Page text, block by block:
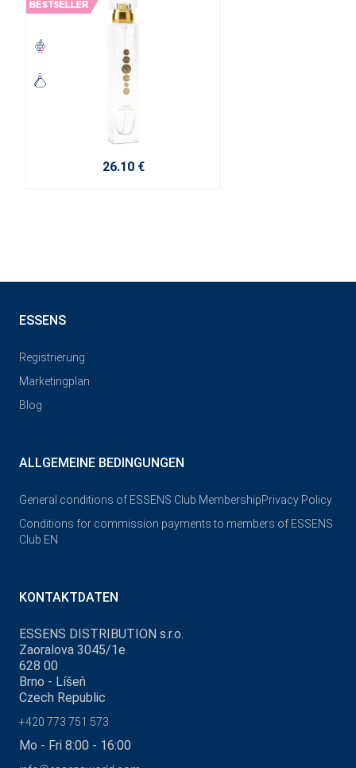
26.10 €
ESSENS
Registrierung
Marketingplan
Blog
ALLGEMEINE BEDINGUNGEN
General conditions of ESSENS Club MembershipPrivacy Policy
Conditions for commission payments to members of ESSENS
Club EN
KONTAKTDATEN
ESSENS DISTRIBUTION s.r.o.
Zaoralova 3045/1e
628 00
Brno - Líšeň
Czech Republic
+420 773 751 573
Mo - Fri 8:00 - 16:00